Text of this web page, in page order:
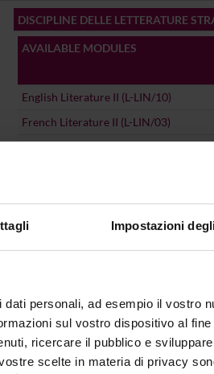
Impostazioni
dati personali, ad esempio il vostro
sul vostro dispositivo al
ricercare il pubblico e
scelte in materia di privacy
DISCIPLINE DELLE LETTERATURE
AVAILABLE MODULES
English Literature II (L-LIN/10)
French Literature II (L-LIN/03)
DISCIPLINE DELLE LINGUE E
English II (L-LIN/12)
French II (L-LIN/04)
German II (L-LIN/14)